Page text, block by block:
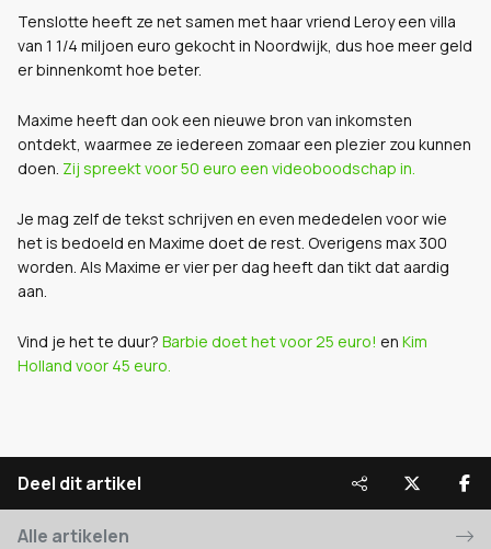
Tenslotte heeft ze net samen met haar vriend Leroy een villa
van 1 1/4 miljoen euro gekocht in Noordwijk, dus hoe meer geld
er binnenkomt hoe beter.
Maxime heeft dan ook een nieuwe bron van inkomsten
ontdekt, waarmee ze iedereen zomaar een plezier zou kunnen
doen. Zij spreekt voor 50 euro een videoboodschap in.
Je mag zelf de tekst schrijven en even mededelen voor wie
het is bedoeld en Maxime doet de rest. Overigens max 300
worden. Als Maxime er vier per dag heeft dan tikt dat aardig
aan.
Vind je het te duur? Barbie doet het voor 25 euro! en Kim
Holland voor 45 euro.
Deel dit artikel
Alle artikelen